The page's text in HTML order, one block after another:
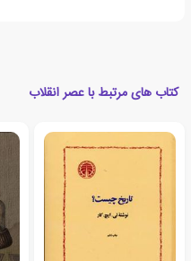
کتاب های مرتبط با عصر انقلاب